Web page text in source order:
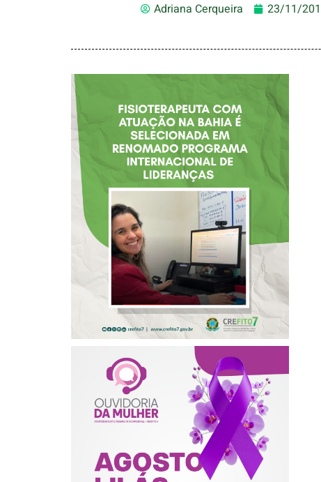
Adriana Cerqueira 23/11/
FISIOTERAPEUTA
COM ATUAÇÃO NA
BAHIA É
SELECIONADA EM
RENOMADO
PROGRAMA
INTERNACIONAL
DE LIDERANÇAS
AGOSTO LILÁS –
ACOLHER,
PROTEGER E
COMBATER A
VIOLÊNCIA